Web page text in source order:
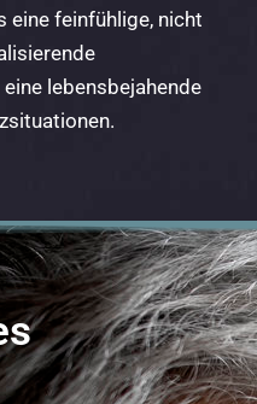
eine feinfühlige, nicht
lebensbejahende